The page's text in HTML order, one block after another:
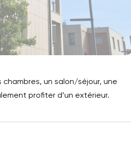
un salon/séjour, une
profiter d’un extérieur.